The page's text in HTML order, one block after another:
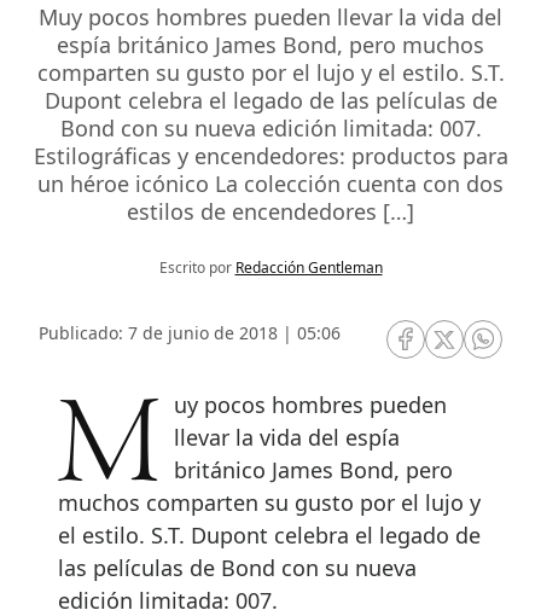
Muy pocos hombres pueden llevar la vida del
espía británico James Bond, pero muchos
comparten su gusto por el lujo y el estilo. S.T.
Dupont celebra el legado de las películas de
Bond con su nueva edición limitada: 007.
Estilográficas y encendedores: productos para
un héroe icónico La colección cuenta con dos
estilos de encendedores […]
Escrito por Redacción Gentleman
Publicado: 7 de junio de 2018 | 05:06
RRSS Facebook
RRSSRRSS
Muy pocos hombres pueden
llevar la vida del espía
británico James Bond, pero
muchos comparten su gusto por el lujo y
el estilo. S.T. Dupont celebra el legado de
las películas de Bond con su nueva
edición limitada: 007.